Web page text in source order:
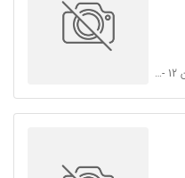
اصفهان - شهرک صنعتی محمود آباد - خیابان 12 - فرعی اول